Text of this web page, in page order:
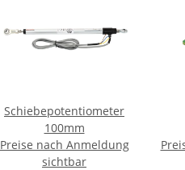
Schiebepotentiometer
100mm
Preise nach Anmeldung
sichtbar